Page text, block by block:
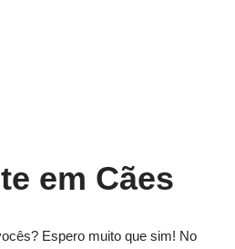
em Cães
Espero muito que sim! No